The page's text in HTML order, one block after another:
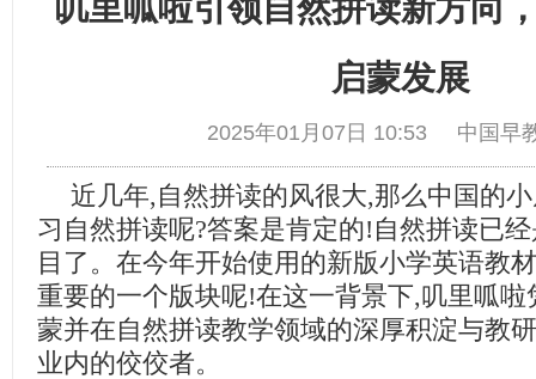
叽里呱啦引领自然拼读新方向
启蒙发展
2025年01月07日 10:53 中国
近几年,自然拼读的风很大,那么中国的
习自然拼读呢?答案是肯定的!自然拼读已
目了。在今年开始使用的新版小学英语教
重要的一个版块呢!在这一背景下,叽里呱
蒙并在自然拼读教学领域的深厚积淀与教
业内的佼佼者。